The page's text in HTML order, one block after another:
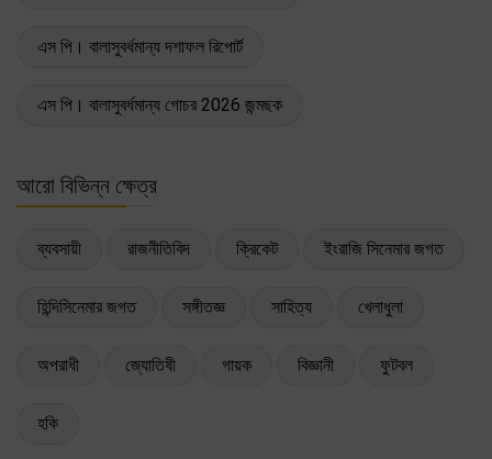
এস পি। বালাসুবর্ধমান্য দশাফল রিপোর্ট
এস পি। বালাসুবর্ধমান্য গোচর 2026 জন্মছক
আরো বিভিন্ন ক্ষেত্র
ব্যবসায়ী রাজনীতিবিদ ক্রিকেট ইংরাজি সিনেমার জগত
হিন্দিসিনেমার জগত সঙ্গীতজ্ঞ সাহিত্য খেলাধুলা
অপরাধী জ্যোতিষী গায়ক বিজ্ঞানী ফুটবল
হকি